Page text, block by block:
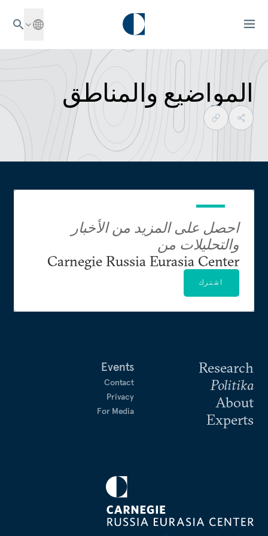
المواضيع والمناطق
Research
Politika
About
Experts
Events
Contact
Privacy
For Media
احصل على المزيد من الأخبار
والتحليلات من
Carnegie Russia Eurasia Center
اشترك